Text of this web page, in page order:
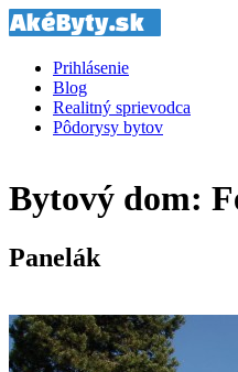
Prihlásenie
Blog
Realitný sprievodca
Pôdorysy bytov
Bytový dom:
Panelák